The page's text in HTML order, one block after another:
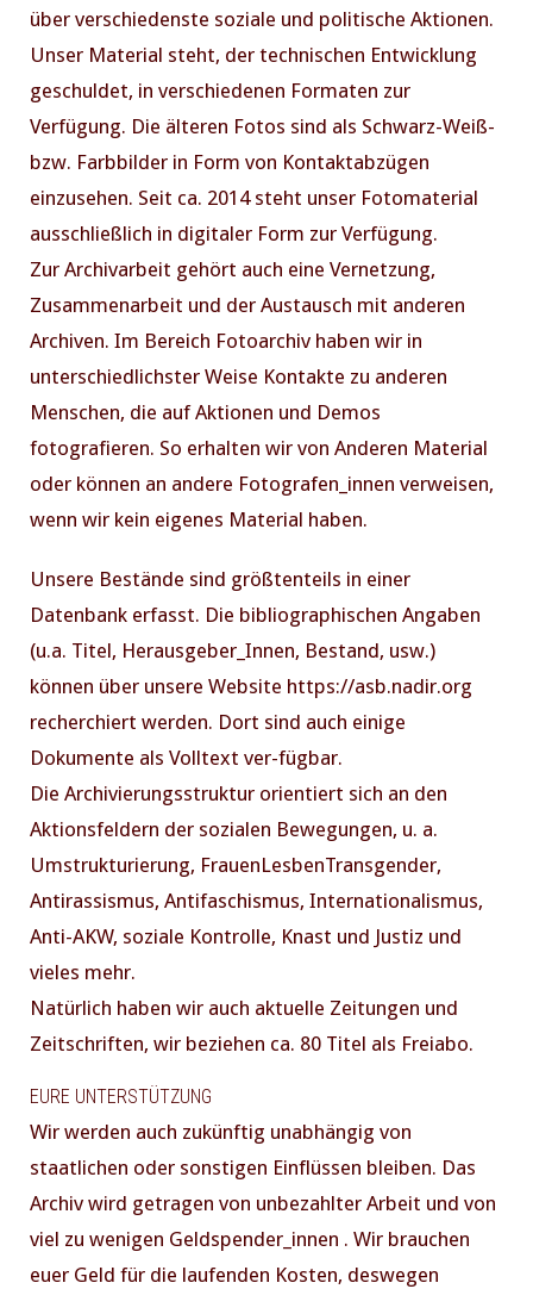
über verschiedenste soziale und politische Aktionen.
Unser Material steht, der technischen Entwicklung
geschuldet, in verschiedenen Formaten zur
Verfügung. Die älteren Fotos sind als Schwarz-Weiß-
bzw. Farbbilder in Form von Kontaktabzügen
einzusehen. Seit ca. 2014 steht unser Fotomaterial
ausschließlich in digitaler Form zur Verfügung.
Zur Archivarbeit gehört auch eine Vernetzung,
Zusammenarbeit und der Austausch mit anderen
Archiven. Im Bereich Fotoarchiv haben wir in
unterschiedlichster Weise Kontakte zu anderen
Menschen, die auf Aktionen und Demos
fotografieren. So erhalten wir von Anderen Material
oder können an andere Fotografen_innen verweisen,
wenn wir kein eigenes Material haben.
Unsere Bestände sind größtenteils in einer
Datenbank erfasst. Die bibliographischen Angaben
(u.a. Titel, Herausgeber_Innen, Bestand, usw.)
können über unsere Website https://asb.nadir.org
recherchiert werden. Dort sind auch einige
Dokumente als Volltext ver-fügbar.
Die Archivierungsstruktur orientiert sich an den
Aktionsfeldern der sozialen Bewegungen, u. a.
Umstrukturierung, FrauenLesbenTransgender,
Antirassismus, Antifaschismus, Internationalismus,
Anti-AKW, soziale Kontrolle, Knast und Justiz und
vieles mehr.
Natürlich haben wir auch aktuelle Zeitungen und
Zeitschriften, wir beziehen ca. 80 Titel als Freiabo.
EURE UNTERSTÜTZUNG
Wir werden auch zukünftig unabhängig von
staatlichen oder sonstigen Einflüssen bleiben. Das
Archiv wird getragen von unbezahlter Arbeit und von
viel zu wenigen Geldspender_innen . Wir brauchen
euer Geld für die laufenden Kosten, deswegen
PREVIOUS